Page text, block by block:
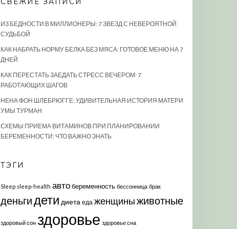
ИЗ БЕДНОСТИ В МИЛЛИОНЕРЫ: 7 ЗВЕЗД С НЕВЕРОЯТНОЙ
СУДЬБОЙ
КАК НАБРАТЬ НОРМУ БЕЛКА БЕЗ МЯСА: ГОТОВОЕ МЕНЮ НА 7
ДНЕЙ
КАК ПЕРЕСТАТЬ ЗАЕДАТЬ СТРЕСС ВЕЧЕРОМ: 7
РАБОТАЮЩИХ ШАГОВ
НЕНА ФОН ШЛЕБРЮГГЕ: УДИВИТЕЛЬНАЯ ИСТОРИЯ МАТЕРИ
УМЫ ТУРМАН
СХЕМЫ ПРИЕМА ВИТАМИНОВ ПРИ ПЛАНИРОВАНИИ
БЕРЕМЕННОСТИ: ЧТО ВАЖНО ЗНАТЬ
ТЭГИ
Sleep sleep-health автобеременность бессонница брак
деньгидети диета еда женщиныживотные
здоровый сон здоровье здоровье сна